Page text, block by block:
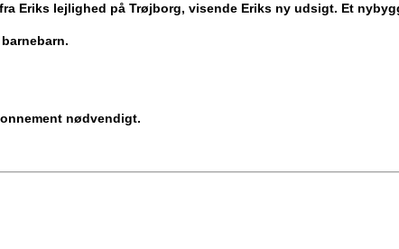
Eriks lejlighed på Trøjborg, visende Eriks ny udsigt. Et
nødvendigt.